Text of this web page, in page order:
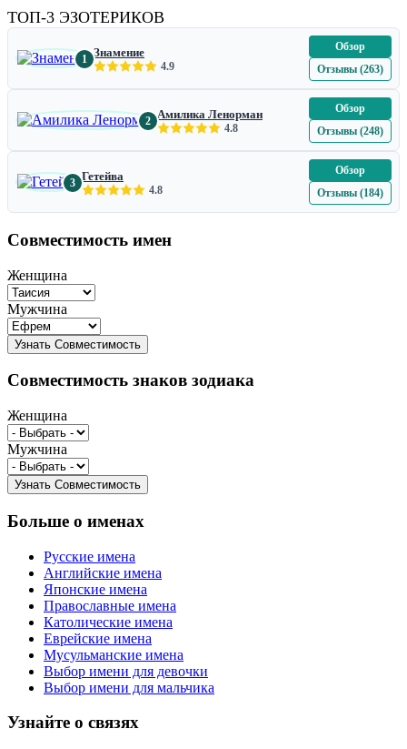
ТОП-3 ЭЗОТЕРИКОВ
1 Знамение
4.9
Обзор
Отзывы (263)
2 Амилика Ленорман
4.8
Обзор
Отзывы (248)
3 Гетейва
4.8
Обзор
Отзывы (184)
Совместимость имен
Женщина
Мужчина
Совместимость знаков зодиака
Женщина
Мужчина
Больше о именах
Русские имена
Английские имена
Японские имена
Православные имена
Католические имена
Еврейские имена
Мусульманские имена
Выбор имени для девочки
Выбор имени для мальчика
Узнайте о связях